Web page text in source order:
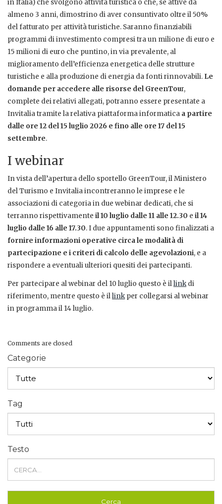
in Italia) che svolgono attività turistica o che, se attive da
almeno 3 anni, dimostrino di aver consuntivato oltre il 50%
del fatturato per attività turistiche. Saranno finanziabili
programmi di investimento compresi tra un milione di euro e
15 milioni di euro che puntino, in via prevalente, al
miglioramento dell’efficienza energetica delle strutture
turistiche e alla produzione di energia da fonti rinnovabili. Le
domande per accedere alle risorse del GreenTour,
complete dei relativi allegati, potranno essere presentate a
Invitalia tramite la relativa piattaforma informatica a partire
dalle ore 12 del 15 luglio 2026 e fino alle ore 17 del 15
settembre.
I webinar
In vista dell’apertura dello sportello GreenTour, il Ministero
del Turismo e Invitalia incontreranno le imprese e le
associazioni di categoria in due webinar dedicati, che si
terranno rispettivamente il 10 luglio dalle 11 alle 12.30 e il 14
luglio dalle 16 alle 17.30. I due appuntamenti sono finalizzati a
fornire informazioni operative circa le modalità di
partecipazione e i criteri di calcolo delle agevolazioni, e a
rispondere a eventuali ulteriori quesiti dei partecipanti.
Per partecipare al webinar del 10 luglio questo è illinkdi
riferimento, mentre questo è illinkper collegarsi al webinar
in programma il 14 luglio.
Comments are closed
Categorie
Tag
Testo